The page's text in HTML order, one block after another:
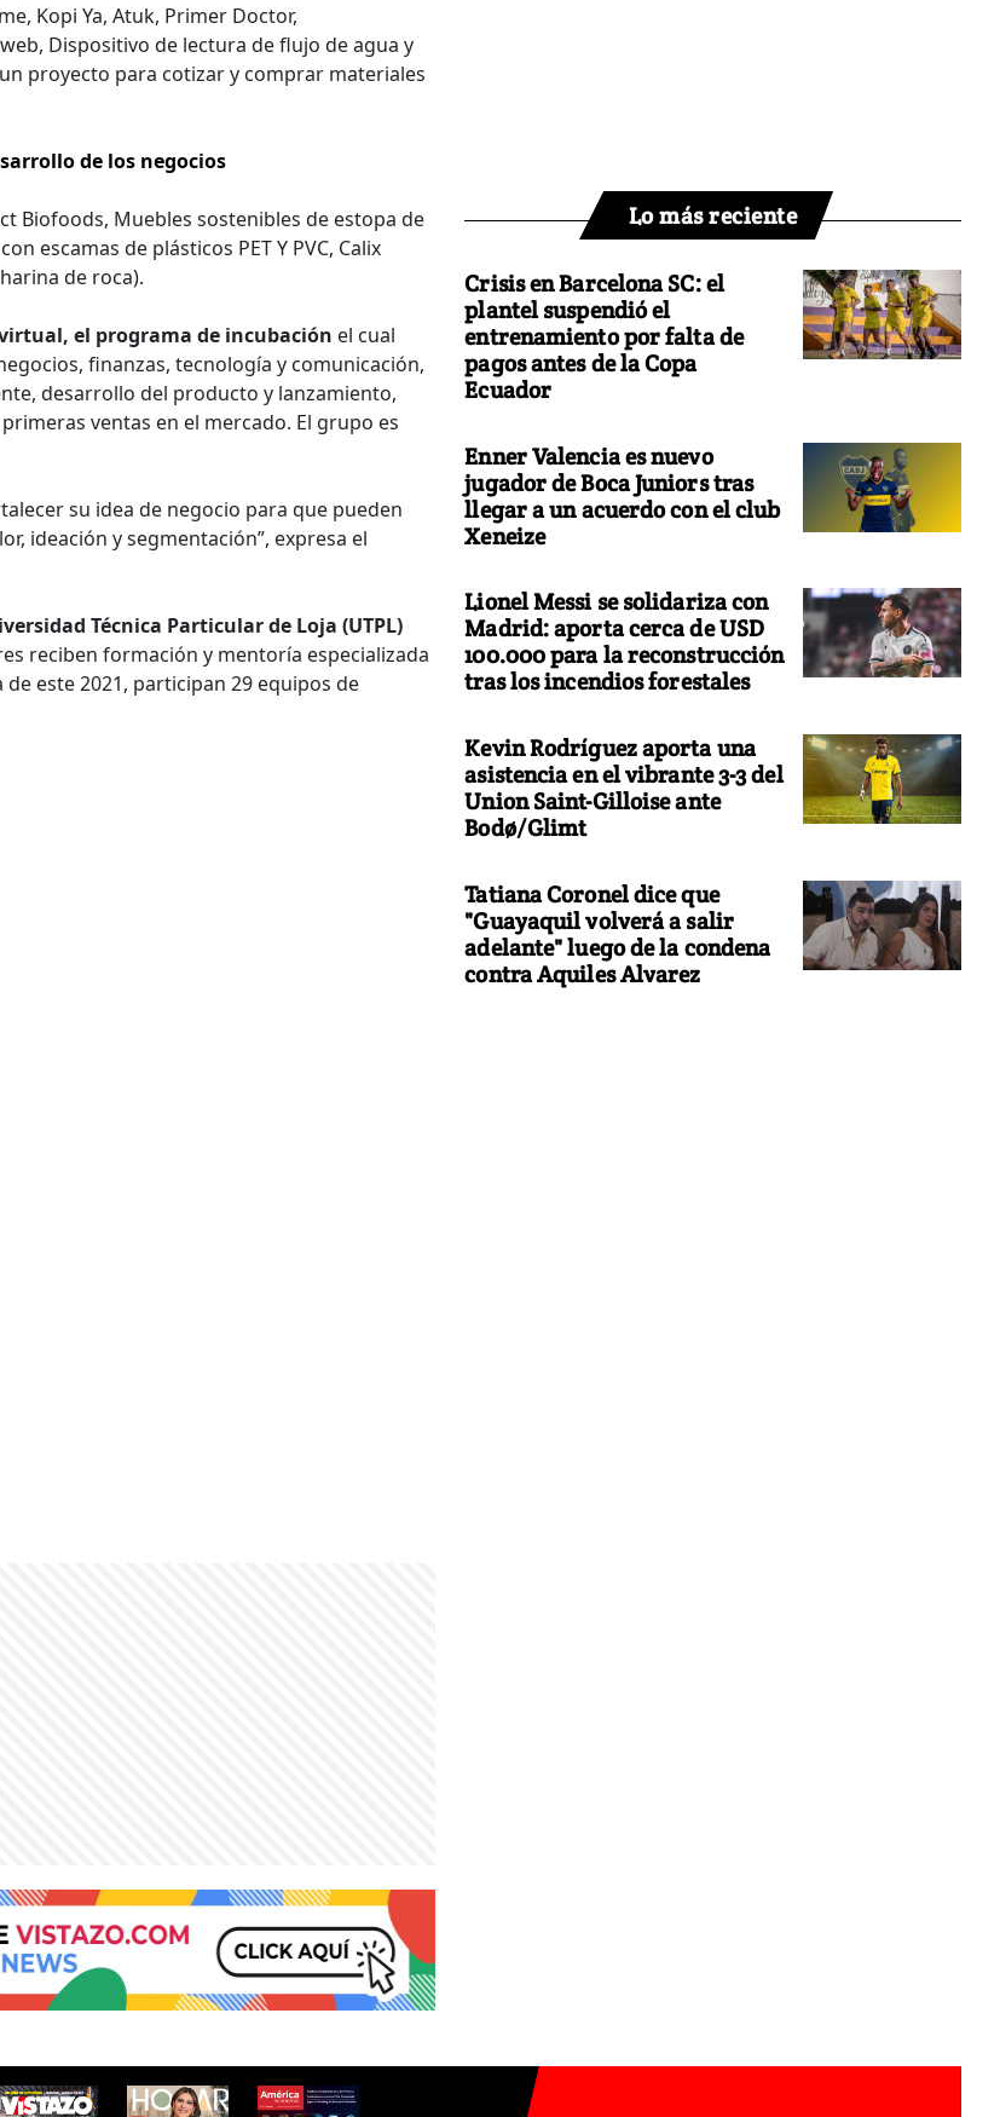
Kopi Ya, Atuk, Primer Doctor,
Dispositivo de lectura de flujo de agua y
proyecto para cotizar y comprar materiales
de los negocios
Biofoods, Muebles sostenibles de estopa de
escamas de plásticos PET Y PVC, Calix
de roca).
el programa de incubación el cual
finanzas, tecnología y comunicación,
desarrollo del producto y lanzamiento,
ventas en el mercado. El grupo es
su idea de negocio para que pueden
ideación y segmentación”, expresa el
Técnica Particular de Loja (UTPL)
reciben formación y mentoría especializada
este 2021, participan 29 equipos de
Lo más reciente
Crisis en Barcelona SC: el
plantel suspendió el
entrenamiento por falta de
pagos antes de la Copa
Ecuador
Enner Valencia es nuevo
jugador de Boca Juniors tras
llegar a un acuerdo con el club
Xeneize
Lionel Messi se solidariza con
Madrid: aporta cerca de USD
100.000 para la reconstrucción
tras los incendios forestales
Kevin Rodríguez aporta una
asistencia en el vibrante 3-3 del
Union Saint-Gilloise ante
Bodø/Glimt
Tatiana Coronel dice que
"Guayaquil volverá a salir
adelante" luego de la condena
contra Aquiles Alvarez